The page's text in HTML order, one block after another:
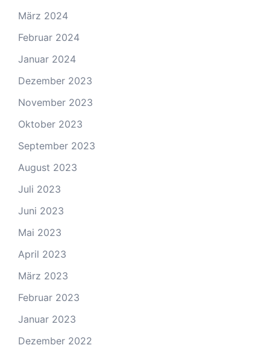
März 2024
Februar 2024
Januar 2024
Dezember 2023
November 2023
Oktober 2023
September 2023
August 2023
Juli 2023
Juni 2023
Mai 2023
April 2023
März 2023
Februar 2023
Januar 2023
Dezember 2022